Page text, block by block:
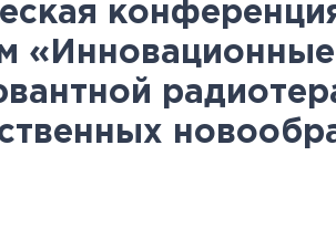
Вакансии
Партнеры
Контакты
Памятка о
раннем выявлении
онкологических
КлиническиеНормативные акты
центре
специалистов
Периодическая
аккредитация
Подготовка к